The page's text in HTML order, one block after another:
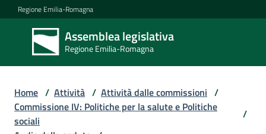
Vai al contenuto
Vai alla navigazione
Vai al footer
Regione Emilia-Romagna
Assemblea legislativa
Regione Emilia-Romagna
Assemblea
legislativa
Regione Emilia-
Assemblea
Home / Attività / Attività dalle commissioni /
Commissione IV: Politiche per la salute e Politiche
sociali
/